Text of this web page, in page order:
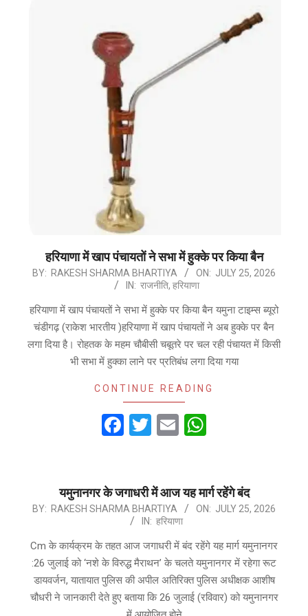
हरियाणा में खाप पंचायतों ने सभा में हुक्के पर किया बैन
2026-
25
BY: RAKESH SHARMA BHARTIYA ON: JULY 25, 2026
IN: राजनीति, हरियाणा
हरियाणा में खाप पंचायतों ने सभा में हुक्के पर किया बैन यमुना टाइम्स ब्यूरो
चंडीगढ़ (राकेश भारतीय )हरियाणा में खाप पंचायतों ने अब हुक्के पर बैन
लगा दिया है। रोहतक के महम चौबीसी चबूतरे पर चल रही पंचायत में किसी
भी सभा में हुक्का लाने पर प्रतिबंध लगा दिया गया
CONTINUE READING
Facebook
Twitter
Email
यमुनानगर के जगाधरी में आज यह मार्ग रहेंगे बंद
2026-
25
BY: RAKESH SHARMA BHARTIYA ON: JULY 25, 2026
IN: हरियाणा
Cm के कार्यक्रम के तहत आज जगाधरी में बंद रहेंगे यह मार्ग यमुनानगर
:26 जुलाई को ‘नशे के विरुद्ध मैराथन’ के चलते यमुनानगर में रहेगा रूट
डायवर्जन, यातायात पुलिस की अपील अतिरिक्त पुलिस अधीक्षक आशीष
चौधरी ने जानकारी देते हुए बताया कि 26 जुलाई (रविवार) को यमुनानगर